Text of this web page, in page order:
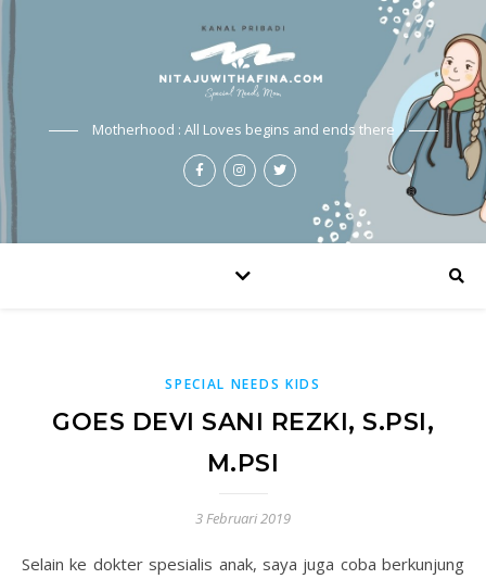
Motherhood : All Loves begins and ends there
SPECIAL NEEDS KIDS
GOES DEVI SANI REZKI, S.PSI,
M.PSI
3 Februari 2019
Selain ke dokter spesialis anak, saya juga coba berkunjung